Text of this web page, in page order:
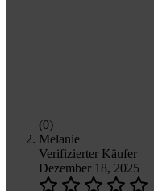
(0)
Melanie
Verifizierter Käufer
Dezember 18, 2025